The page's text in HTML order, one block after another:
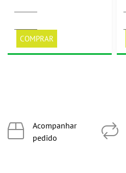
COMPRAR
Acompanhar
pedido